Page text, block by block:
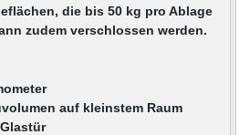
die bis 50 kg pro Ablage
zudem verschlossen werden.
auf kleinstem Raum